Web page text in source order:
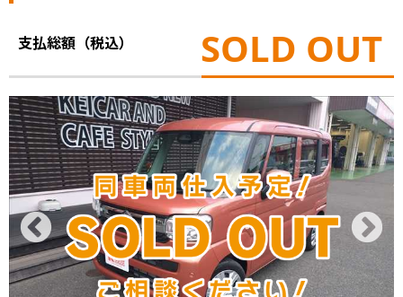
支払総額（税込） SOLD OUT